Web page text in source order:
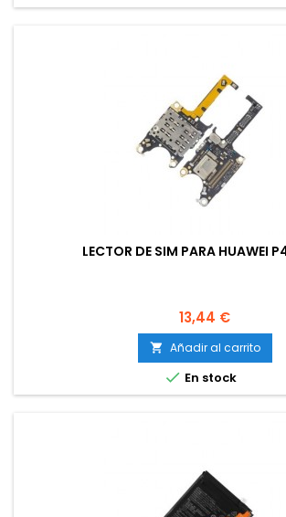
LECTOR DE SIM PARA HUAWEI
Precio
13,44 €
 Añadir al carrito
 En stock